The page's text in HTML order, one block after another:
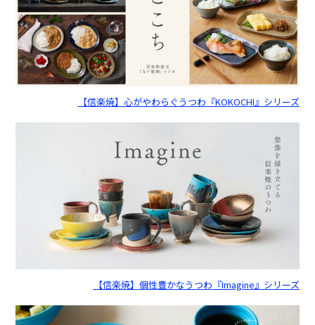
【信楽焼】心がやわらぐうつわ『KOKOCHI』シリーズ
【信楽焼】個性豊かなうつわ『Imagine』シリーズ